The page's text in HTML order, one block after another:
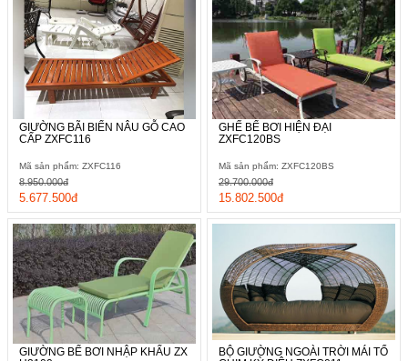
GIƯỜNG BÃI BIỂN NÂU GỖ CAO
CẤP ZXFC116
Mã sản phẩm: ZXFC116
5.677.500đ
8.950.000đ
GHẾ BỂ BƠI HIỆN ĐẠI
ZXFC120BS
Mã sản phẩm: ZXFC120BS
15.802.500đ
29.700.000đ
GIƯỜNG BỂ BƠI NHẬP KHẨU ZX
BỘ GIƯỜNG NGOÀI TRỜI MÁI TỔ